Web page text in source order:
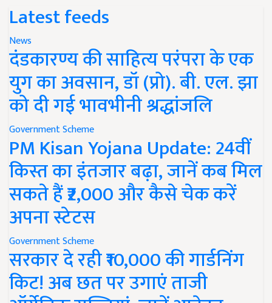
Latest feeds
News
दंडकारण्य की साहित्य परंपरा के एक
युग का अवसान, डॉ (प्रो). बी. एल. झा
को दी गई भावभीनी श्रद्धांजलि
Government Scheme
PM Kisan Yojana Update: 24वीं
किस्त का इंतजार बढ़ा, जानें कब मिल
सकते हैं ₹2,000 और कैसे चेक करें
अपना स्टेटस
Government Scheme
सरकार दे रही ₹10,000 की गार्डनिंग
किट! अब छत पर उगाएं ताजी